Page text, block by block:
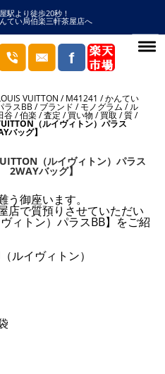
駅より徒歩20秒！
てい局伯楽三軒茶屋店へ
VUITTON /M41241 /かんてい
ラスBB /ブランド /モノグラム /ル
谷/伯楽/査定 /買い物 /買取 /質/
（ルイヴィトン）パラス
バッグ】
（ルイヴィトン）パラス
バッグ】
御座います。
店で質預りさせていただい
ィトン）パラスBB】をご紹
ルイヴィトン）